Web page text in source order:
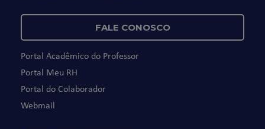
FALE CONOSCO
Portal Acadêmico do Professor
Portal Meu RH
Portal do Colaborador
Webmail